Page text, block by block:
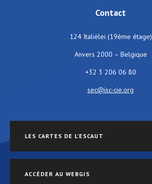
Contact
124 Italiëlei (19ème étage)
Anvers 2000 – Belgique
+32 3 206 06 80
sec@isc-cie.org
LES CARTES DE L’ESCAUT
ACCÉDER AU WEBGIS